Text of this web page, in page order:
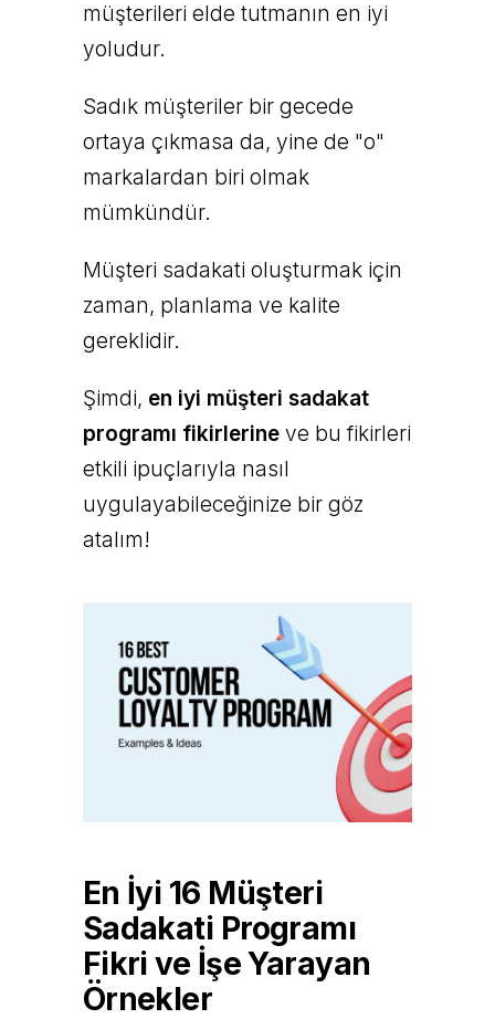
müşterileri elde tutmanın en iyi
yoludur.
Sadık müşteriler bir gecede
ortaya çıkmasa da, yine de "o"
markalardan biri olmak
mümkündür.
Müşteri sadakati oluşturmak için
zaman, planlama ve kalite
gereklidir.
Şimdi, en iyi müşteri sadakat
programı fikirlerineve bu fikirleri
etkili ipuçlarıyla nasıl
uygulayabileceğinize bir göz
atalım!
En İyi 16 Müşteri
Sadakati Programı
Fikri ve İşe Yarayan
Örnekler